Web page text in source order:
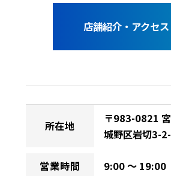
店舗紹介・アクセス
所在地
〒983-0821
城野区岩切3-
営業時間 9:00 ～ 19:00